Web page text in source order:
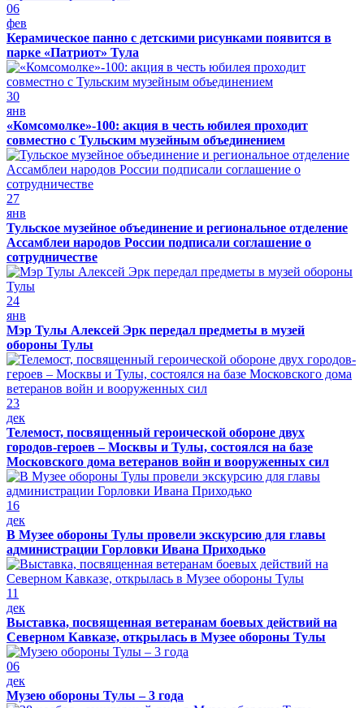
06
фев
Керамическое панно с детскими рисунками появится в
парке «Патриот» Тула
30
янв
«Комсомолке»-100: акция в честь юбилея проходит
совместно с Тульским музейным объединением
27
янв
Тульское музейное объединение и региональное отделение
Ассамблеи народов России подписали соглашение о
сотрудничестве
24
янв
Мэр Тулы Алексей Эрк передал предметы в музей
обороны Тулы
23
дек
Телемост, посвященный героической обороне двух
городов-героев – Москвы и Тулы, состоялся на базе
Московского дома ветеранов войн и вооруженных сил
16
дек
В Музее обороны Тулы провели экскурсию для главы
администрации Горловки Ивана Приходько
11
дек
Выставка, посвященная ветеранам боевых действий на
Северном Кавказе, открылась в Музее обороны Тулы
06
дек
Музею обороны Тулы – 3 года